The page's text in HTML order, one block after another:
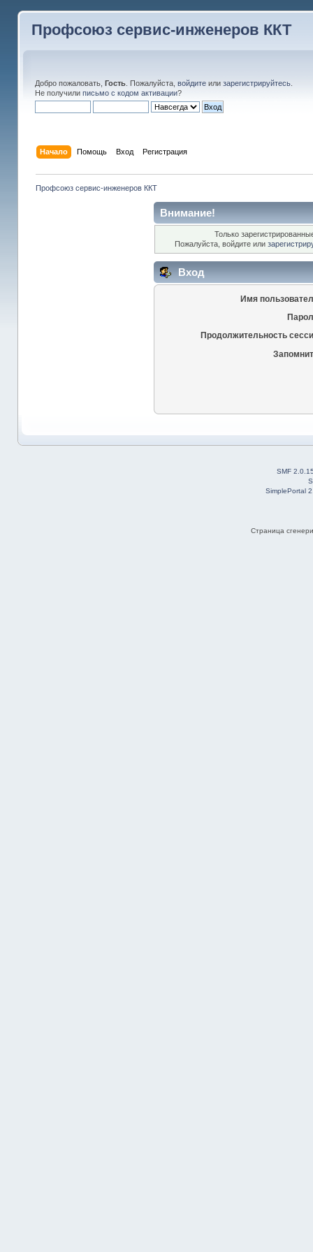
Профсоюз сервис-инженеров ККТ
Добро пожаловать, Гость. Пожалуйста, войдитеили зарегистрируйтесь.
Не получили письмо с кодом активации?
Начало Помощь Вход Регистрация
Профсоюз сервис-инженеров ККТ
Внимание!
Только
Пожалуйста, войдите или
Вход
Имя
Продолжительность
SMF
SimplePortal
Страница